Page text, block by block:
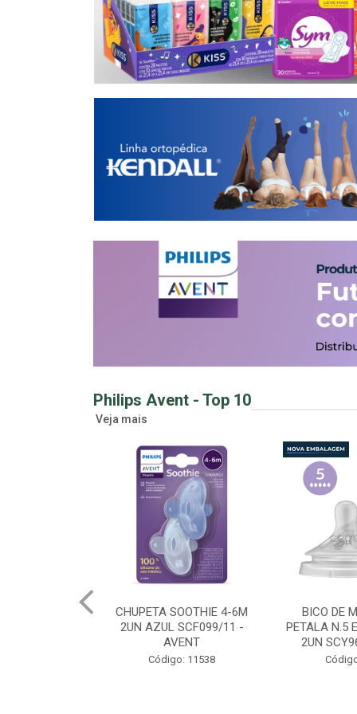
Philips Avent - Top 10
Veja mais
BICO DE MAMADEIRA
PETALA N.5 EXTRA RAPIDO
2UN SCY965/02 - AV...
Código: 11778
260ML
SCY903/